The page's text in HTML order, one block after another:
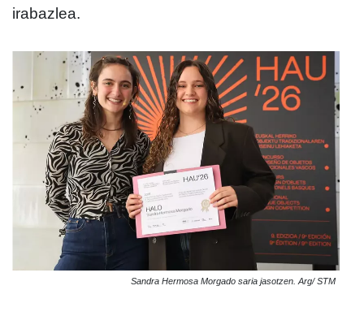
irabazlea.
Sandra Hermosa Morgado saria jasotzen. Arg/ STM